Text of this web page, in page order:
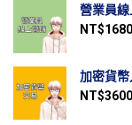
營業員
NT$
加密貨
NT$3600